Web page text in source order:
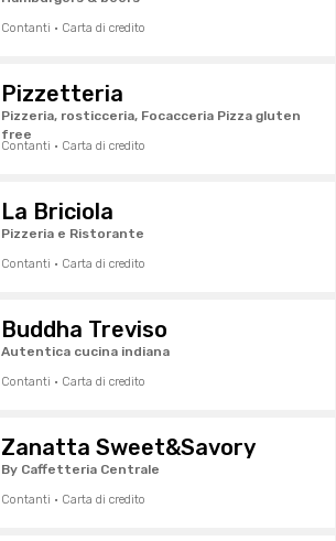
Contanti · Carta di credito
Pizzetteria
Pizzeria, rosticceria, Focacceria Pizza gluten
free
Contanti · Carta di credito
La Briciola
Pizzeria e Ristorante
Contanti · Carta di credito
Buddha Treviso
Autentica cucina indiana
Contanti · Carta di credito
Zanatta Sweet&Savory
By Caffetteria Centrale
Contanti · Carta di credito